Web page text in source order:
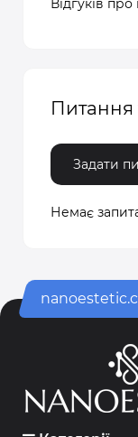
Відгуків
Питання
Задати
Немає